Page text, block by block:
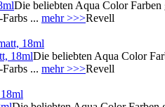
Die beliebten Aqua Color
... mehr >>>Revell
18mlDie beliebten Aqua Color
... mehr >>>Revell